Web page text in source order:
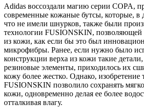
Adidas воссоздали магию серии COPA,
современные кожаные бутсы, которые, в
что не имели шнурков, также были
технологии FUSIONSKIN, позволяющей
из кожи, как если бы это был
микрофибры. Ранее, если нужно было
конструкции верха из кожи такие
резиновые элементы, приходилось их
кожу более жестко. Однако, изобретение
FUSIONSKIN позволило сохранять
кожи, одновременно делая ее более
отталкивая влагу.